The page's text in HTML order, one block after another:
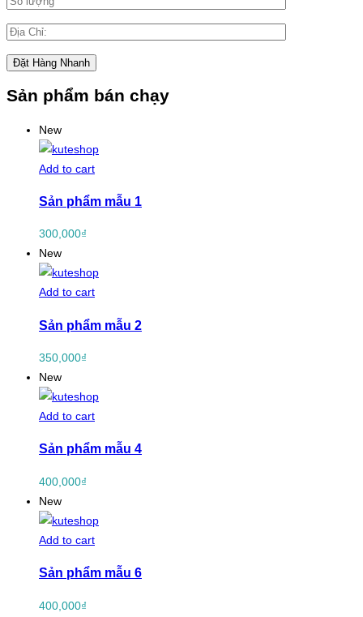
Sản phẩm bán chạy
New
Add to cart
Sản phẩm mẫu 1
300,000₫
New
Add to cart
Sản phẩm mẫu 2
350,000₫
New
Add to cart
Sản phẩm mẫu 4
400,000₫
New
Add to cart
Sản phẩm mẫu 6
400,000₫